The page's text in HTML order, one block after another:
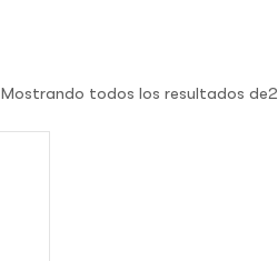
Mostrando todos los resultados de2